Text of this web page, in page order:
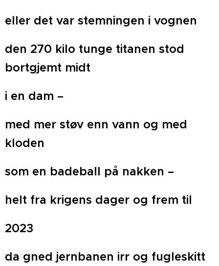
eller det var stemningen i vognen
den 270 kilo tunge titanen stod
bortgjemt midt
i en dam –
med mer støv enn vann og med
kloden
som en badeball på nakken –
helt fra krigens dager og frem til
2023
da gned jernbanen irr og fugleskitt